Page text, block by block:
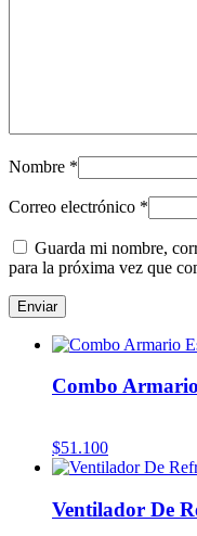
Nombre *
Correo electrónico *
Guarda mi nombre,
para la próxima vez que
Combo
$51.100
Ventilador De